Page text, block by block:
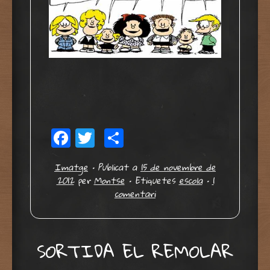
Facebook
Twitter
Imatge • Publicat a15 de novembre de
2012perMontse • Etiquetesescola •1
comentari
SORTIDA EL REMOLAR